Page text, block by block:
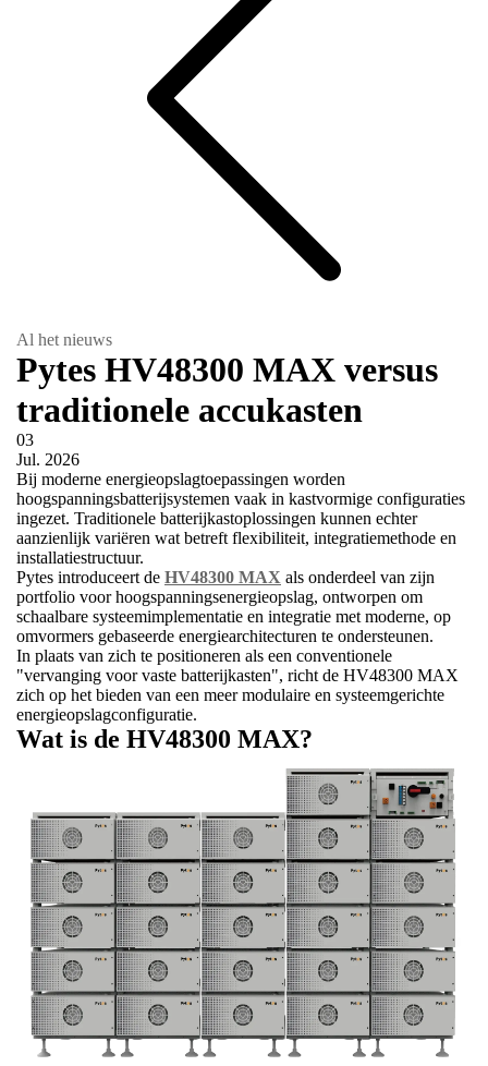
Al het nieuws
Pytes HV48300 MAX versus
traditionele accukasten
03
Jul. 2026
Bij moderne energieopslagtoepassingen worden
hoogspanningsbatterijsystemen vaak in kastvormige configuraties
ingezet. Traditionele batterijkastoplossingen kunnen echter
aanzienlijk variëren wat betreft flexibiliteit, integratiemethode en
installatiestructuur.
Pytes introduceert de HV48300 MAX als onderdeel van zijn
portfolio voor hoogspanningsenergieopslag, ontworpen om
schaalbare systeemimplementatie en integratie met moderne, op
omvormers gebaseerde energiearchitecturen te ondersteunen.
In plaats van zich te positioneren als een conventionele
"vervanging voor vaste batterijkasten", richt de HV48300 MAX
zich op het bieden van een meer modulaire en systeemgerichte
energieopslagconfiguratie.
Wat is de HV48300 MAX?